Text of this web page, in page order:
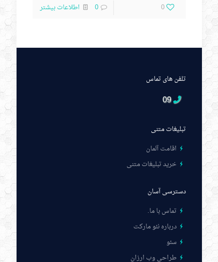
0
0 اطلاعات بیشتر
تلفن های تماس
09
تبلیغات متنی
اقامت آلمان
خرید تبلیغات متنی
دسترسی آسان
تماس با ما.
درباره نئو مارکت
سئو
طراحی وب ارزان